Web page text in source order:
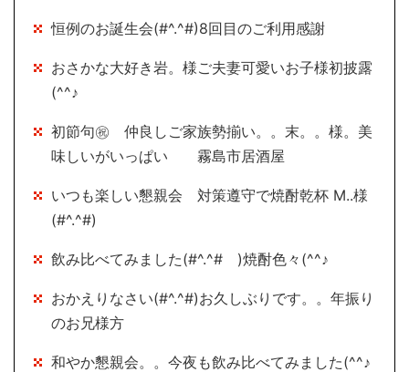
恒例のお誕生会(#^.^#)8回目のご利用感謝
おさかな大好き岩。様ご夫妻可愛いお子様初披露
(^^♪
初節句㊗ 仲良しご家族勢揃い。。末。。様。美
味しいがいっぱい 霧島市居酒屋
いつも楽しい懇親会 対策遵守で焼酎乾杯 M..様
(#^.^#)
飲み比べてみました(#^.^# )焼酎色々(^^♪
おかえりなさい(#^.^#)お久しぶりです。。年振り
のお兄様方
和やか懇親会。。今夜も飲み比べてみました(^^♪